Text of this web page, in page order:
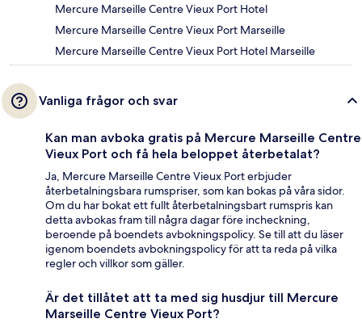
Mercure Marseille Centre Vieux Port Hotel
Mercure Marseille Centre Vieux Port Marseille
Mercure Marseille Centre Vieux Port Hotel Marseille
Vanliga frågor och svar
Kan man avboka gratis på Mercure Marseille Centre
Vieux Port och få hela beloppet återbetalat?
Ja, Mercure Marseille Centre Vieux Port erbjuder
återbetalningsbara rumspriser, som kan bokas på våra sidor.
Om du har bokat ett fullt återbetalningsbart rumspris kan
detta avbokas fram till några dagar före incheckning,
beroende på boendets avbokningspolicy. Se till att du läser
igenom boendets avbokningspolicy för att ta reda på vilka
regler och villkor som gäller.
Är det tillåtet att ta med sig husdjur till Mercure
Marseille Centre Vieux Port?